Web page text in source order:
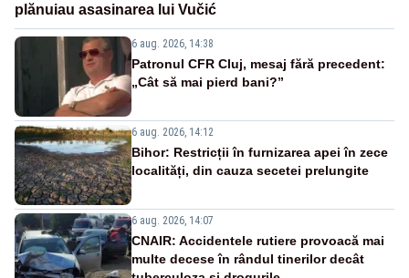
plănuiau asasinarea lui Vučić
6 aug. 2026, 14:38
Patronul CFR Cluj, mesaj fără precedent:
„Cât să mai pierd bani?”
6 aug. 2026, 14:12
Bihor: Restricții în furnizarea apei în zece
localități, din cauza secetei prelungite
6 aug. 2026, 14:07
CNAIR: Accidentele rutiere provoacă mai
multe decese în rândul tinerilor decât